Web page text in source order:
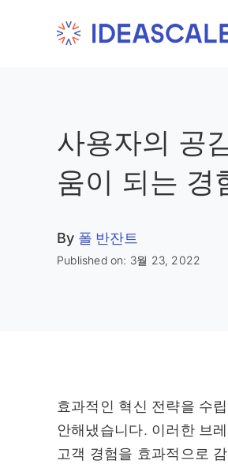
사용자의 공
움이 되는 경
By 폴 반잔트
Published on: 3월 23, 2022
효과적인 혁신 전략을 수
안해냈습니다. 이러한 브
고객 경험을 효과적으로